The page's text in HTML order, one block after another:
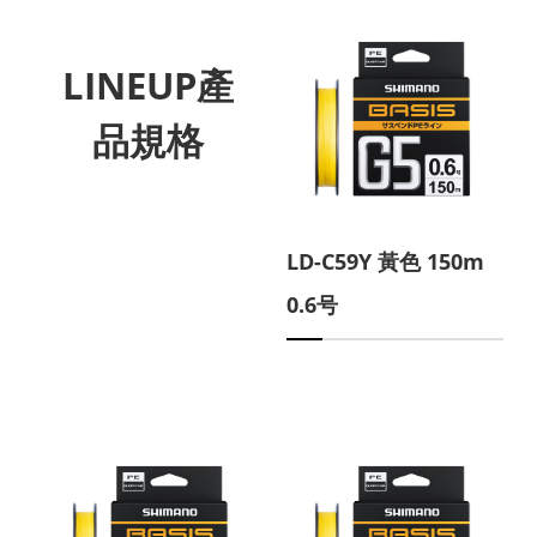
LINEUP產
品規格
LD-C59Y 黃色 150m
0.6号